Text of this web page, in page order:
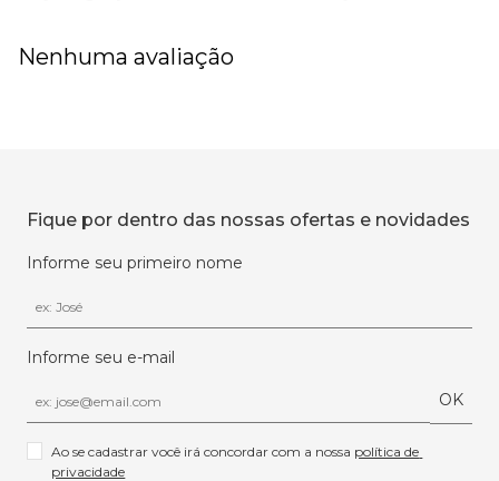
Nenhuma avaliação
Fique por dentro das nossas ofertas e novidades
Informe seu primeiro nome
Informe seu e-mail
OK
Ao se cadastrar você irá concordar com a nossa política de
privacidade